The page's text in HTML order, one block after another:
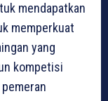
mendapatkan
memperkuat
yang
kompetisi